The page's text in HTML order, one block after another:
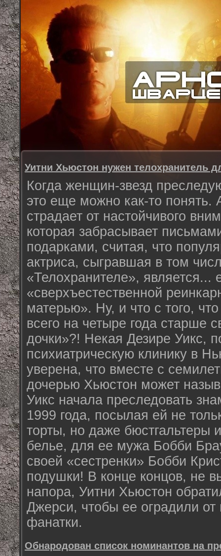
Уитни Хьюстон нужен телохранитель
Когда женщин-звезд
это еще можно как-то понять.
страдает от настойчивого
которая забрасывает
подарками, считая, что
актриса, сыгравшая в том
«Телохранителе», является...
«сверхъестественной
матерью». Ну, и что с того,
всего на четыре года старше
дочки»?! Некая Дезире Уикс,
психиатрическую клинику в
уверена, что вместе с
дочерью Хьюстон может
Уикс начала преследовать
1999 года, посылая ей не
торты, но даже бюстгальтеры
белье, для ее мужа Бобби
своей «сестренки» Бобби
подушки! В конце концов, не
напора, Уитни Хьюстон
Джерси, чтобы ее оградили от
фанатки.
Обнародован список номинантов на